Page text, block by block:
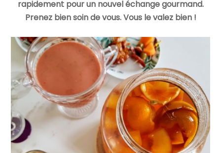
rapidement pour un nouvel échange gourmand.
Prenez bien soin de vous. Vous le valez bien !